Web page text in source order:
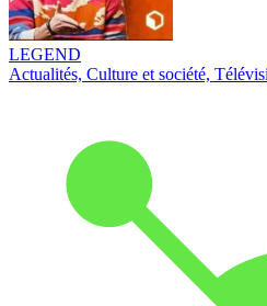
LEGEND
Actualités, Culture et société,